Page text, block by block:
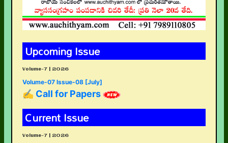
Upcoming Issue
Volume-7 | 2026
Volume-07 Issue-08 [July]
✍ Call for Papers
Current Issue
Volume-7 | 2026